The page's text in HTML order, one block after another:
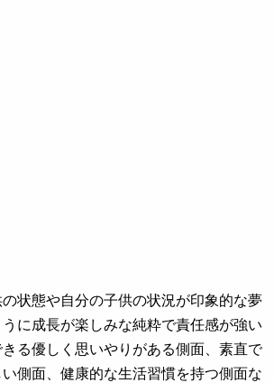
状態や自分の子供の状況が印象的な夢
に成長が楽しみな純粋で責任感が強い
る優しく思いやりがある側面、素直で
側面、健康的な生活習慣を持つ側面な